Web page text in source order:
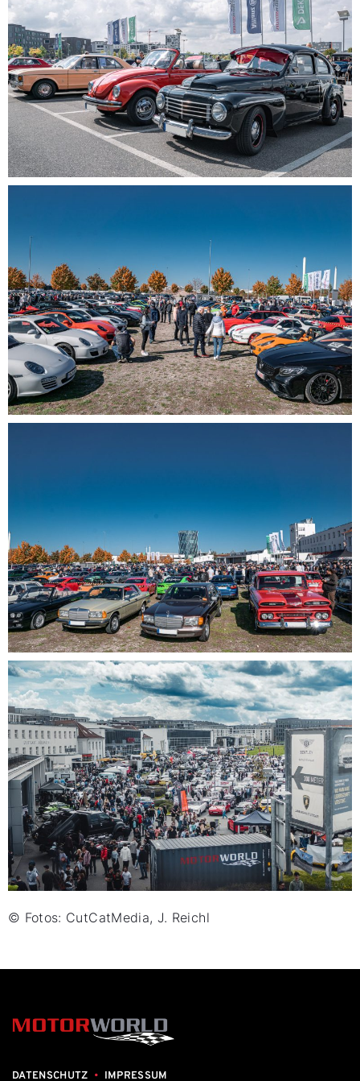
© Fotos: CutCatMedia, J. Reichl
DATENSCHUTZ • IMPRESSUM